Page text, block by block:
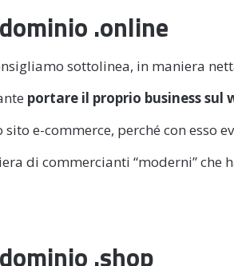
.online
sottolinea, in maniera
portare il proprio business sul
e-commerce, perché con esso
di commercianti “moderni” che
.shop